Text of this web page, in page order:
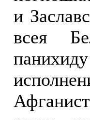
и
всея